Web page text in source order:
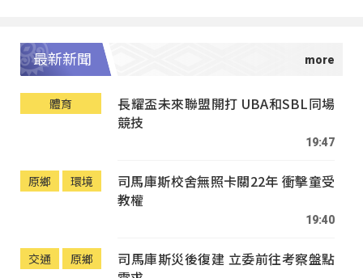
最新新聞
體育
長耀盃未來聯盟開打 UBA和SBL同場
競技
19:47
原鄉 環境
司馬庫斯校舍無照卡關22年 衝擊童受
教權
19:40
交通 原鄉
司馬庫斯災後復建 立委前往考察盤點